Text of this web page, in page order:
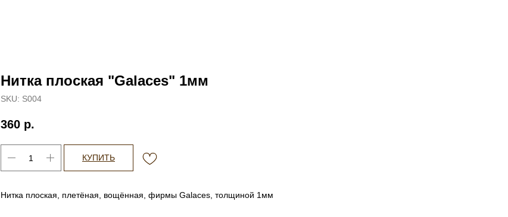
Нитка плоская "Galaces" 1мм
SKU: S004
360 р.
КУПИТЬ
Нитка плоская, плетёная, вощённая, фирмы Galaces, толщиной 1мм